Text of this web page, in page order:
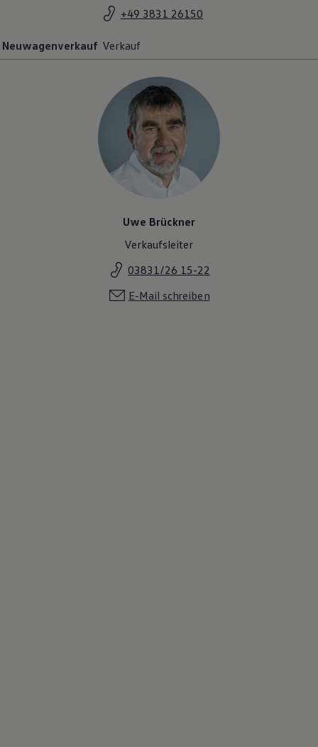
+49 3831 26150
Neuwagenverkauf Verkauf
Uwe Brückner
Verkaufsleiter
03831/26 15-22
E-Mail schreiben